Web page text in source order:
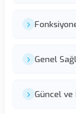
Genel
Güncel ve